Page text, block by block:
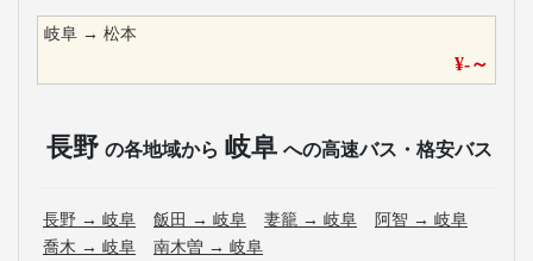
岐阜 → 松本
¥-～
長野 の各地域から 岐阜 への高速バス・格安バス
長野 → 岐阜 飯田 → 岐阜 妻籠 → 岐阜 阿智 → 岐阜
喬木 → 岐阜 南木曽 → 岐阜